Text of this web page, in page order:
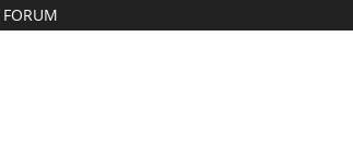
FORUM